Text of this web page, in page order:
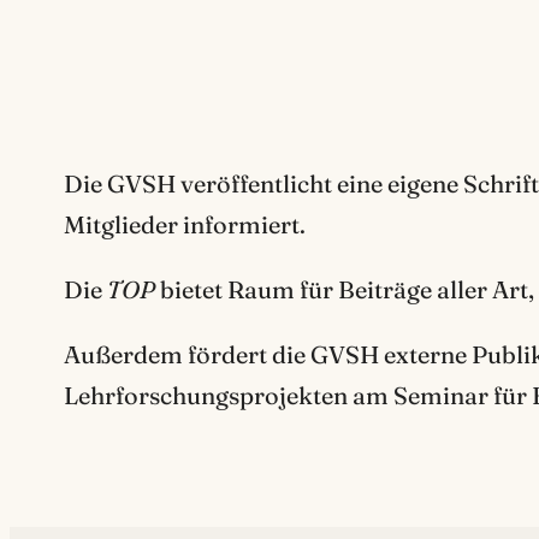
Die GVSH veröffentlicht eine eigene
Mitglieder informiert.
Die TOPbietet Raum für Beiträge aller
Außerdem fördert die GVSH externe
Lehrforschungsprojekten am Seminar für